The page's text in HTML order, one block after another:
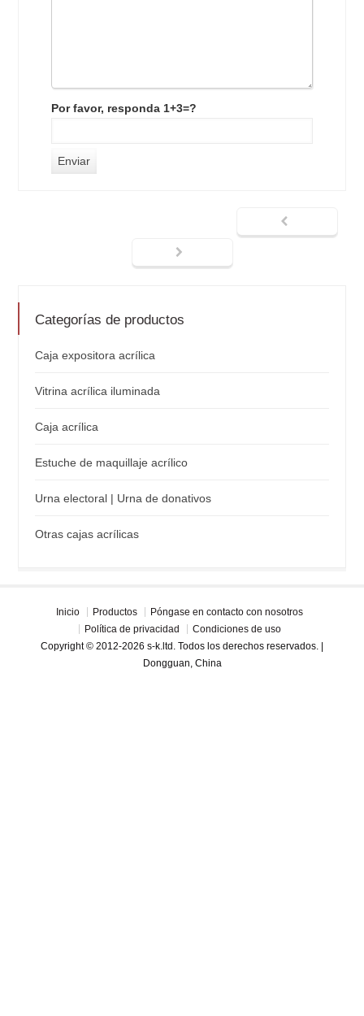
Por favor, responda 1+3=?
Categorías de productos
Caja expositora acrílica
Vitrina acrílica iluminada
Caja acrílica
Estuche de maquillaje acrílico
Urna electoral | Urna de donativos
Otras cajas acrílicas
Inicio Productos
Póngase en contacto con nosotros
Política de privacidad
Condiciones de uso
Copyright © 2012-2026 s-k.ltd. Todos los derechos reservados. |
Dongguan, China